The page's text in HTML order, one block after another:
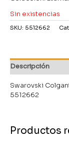
Sin existencias
SKU: 5512662
Descripción
Swarovski
5512662
Productos